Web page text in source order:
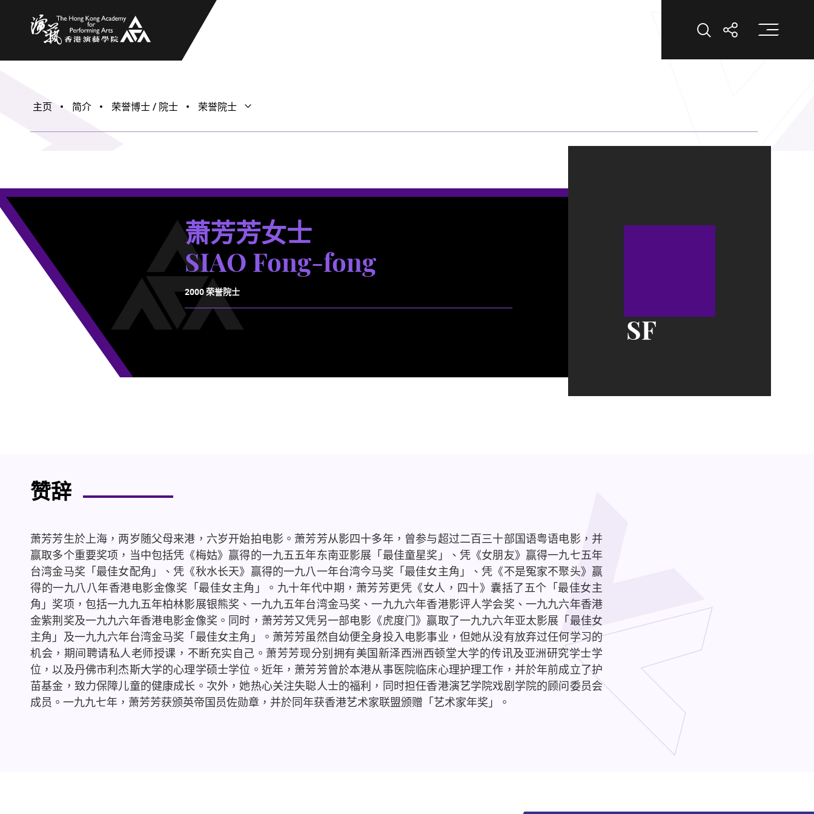
打开搜索打开分享打
主页 简介 荣誉博士 / 院士 荣誉院士 打开子菜单
关闭子菜单
萧芳芳女士
SIAO Fong-fong
2000 荣誉院士
SF
赞辞
萧芳芳生於上海，两岁随父母来港，六岁开始拍电影。萧芳芳从影四十多年，曾参与超过二百三十部国语粤语电影，并
赢取多个重要奖项，当中包括凭《梅姑》赢得的一九五五年东南亚影展「最佳童星奖」、凭《女朋友》赢得一九七五年
台湾金马奖「最佳女配角」、凭《秋水长天》赢得的一九八一年台湾今马奖「最佳女主角」、凭《不是冤家不聚头》赢
得的一九八八年香港电影金像奖「最佳女主角」。九十年代中期，萧芳芳更凭《女人，四十》囊括了五个「最佳女主
角」奖项，包括一九九五年柏林影展银熊奖、一九九五年台湾金马奖、一九九六年香港影评人学会奖、一九九六年香港
金紫荆奖及一九九六年香港电影金像奖。同时，萧芳芳又凭另一部电影《虎度门》赢取了一九九六年亚太影展「最佳女
主角」及一九九六年台湾金马奖「最佳女主角」。萧芳芳虽然自幼便全身投入电影事业，但她从没有放弃过任何学习的
机会，期间聘请私人老师授课，不断充实自己。萧芳芳现分别拥有美国新泽西洲西顿堂大学的传讯及亚洲研究学士学
位，以及丹佛市利杰斯大学的心理学硕士学位。近年，萧芳芳曾於本港从事医院临床心理护理工作，并於年前成立了护
苗基金，致力保障儿童的健康成长。次外，她热心关注失聪人士的福利，同时担任香港演艺学院戏剧学院的顾问委员会
成员。一九九七年，萧芳芳获颁英帝国员佐勋章，并於同年获香港艺术家联盟颁赠「艺术家年奖」。